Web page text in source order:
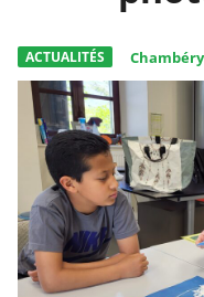
ACTUALITÉS Chambéry